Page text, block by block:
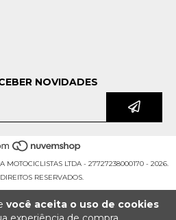
você aceita o uso de cookies
NOVIDADES
MOTOCICLISTAS LTDA - 27727238000170 - 2026.
RESERVADOS.